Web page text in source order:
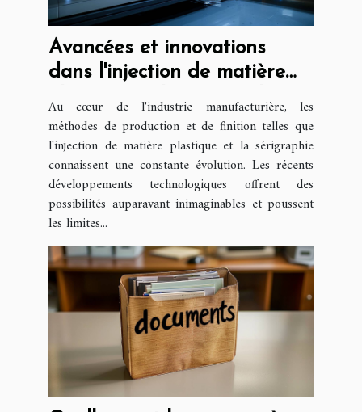
Avancées et innovations
dans l'injection de matière
Au cœur de l'industrie manufacturière, les
méthodes de production et de finition telles que
l'injection de matière plastique et la sérigraphie
connaissent une constante évolution. Les récents
développements technologiques offrent des
possibilités auparavant inimaginables et poussent
les limites...